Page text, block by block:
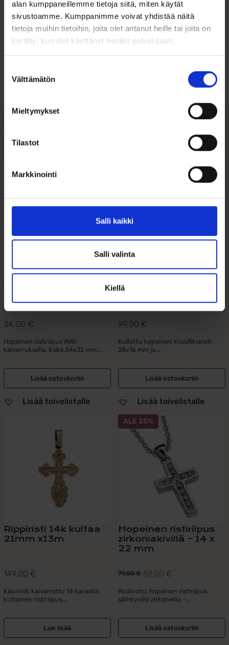
alan kumppaneillemme tietoja siitä, miten käytät
sivustoamme. Kumppanimme voivat yhdistää näitä
tietoja muihin tietoihin, joita olet antanut heille tai joita on
kerätty, kun olet käyttänyt heidän palvelujaan.
valinta
Välttämätön
Mieltymykset
Tilastot
Markkinointi
Salli kaikki
Salli valinta
Kiellä
Ohjeita sormuksen tai korun
koon valintaan
Tutustu myös
34,00 €
Hopeinen ristiriipus INRI-
kaiverruksella. Koko 34x22 mm,...
Lisää ostoskoriin
Lisää toivelistalle
hopea ja duble ketju
99,00 €
Kullattu hopeinen krusifiksiristi
28x16 mm ja...
Lisää ostoskoriin
Lisää toivelistalle
Rippiristi 14k kultaa
21mm x13m
149,00 €
Kauniisti kaiverrettu 14 karaatin
kultainen ristiriipus,...
Lue lisää
ALE 25%
Hopeinen ristiriipus
zirkoniakivillä – 14 x
22 mm
79,00€
Alkuperäinen
hinta
oli:
79,00 €.
59,00 €
Nykyinen
hinta
on:
59,00 €.
Rodinoitu hopeinen ristiriipus
säihkyvillä zirkoneilla –...
Lisää ostoskoriin